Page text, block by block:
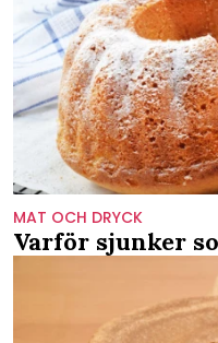
MAT OCH DRYCK
Varför sjunker